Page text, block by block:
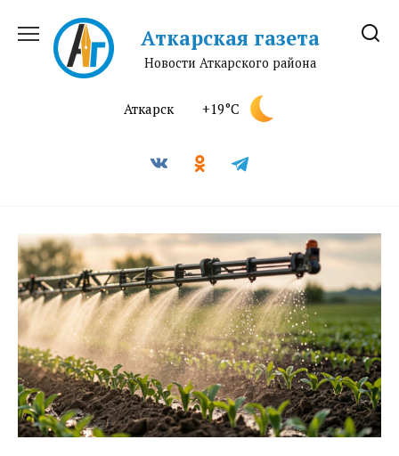
содержанию
Аткарская газета
Новости Аткарского района
Аткарск +19°C